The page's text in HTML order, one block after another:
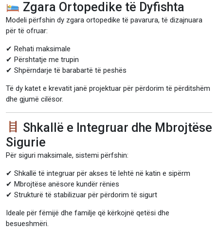
Zgara Ortopedike të Dyfishta
Modeli përfshin dy zgara ortopedike të pavarura, të dizajnuara
për të ofruar:
✔ Rehati maksimale
✔ Përshtatje me trupin
✔ Shpërndarje të barabartë të peshës
Të dy katet e krevatit janë projektuar për përdorim të përditshëm
dhe gjumë cilësor.
Shkallë e Integruar dhe Mbrojtëse
Sigurie
Për siguri maksimale, sistemi përfshin:
✔ Shkallë të integruar për akses të lehtë në katin e sipërm
✔ Mbrojtëse anësore kundër rënies
✔ Strukturë të stabilizuar për përdorim të sigurt
Ideale për fëmijë dhe familje që kërkojnë qetësi dhe
besueshmëri.